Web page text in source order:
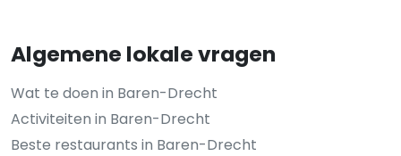
Algemene lokale vragen
Wat te doen in Baren-Drecht
Activiteiten in Baren-Drecht
Beste restaurants in Baren-Drecht